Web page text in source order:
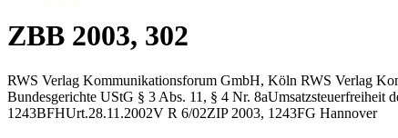
ZBB 2003, 302
RWS Verlag Kommunikationsforum GmbH, Köln RWS Verlag
Bundesgerichte UStG § 3 Abs. 11, § 4 Nr. 8aUmsatzsteuerfreiheit
1243BFHUrt.28.11.2002V R 6/02ZIP 2003, 1243FG Hannover